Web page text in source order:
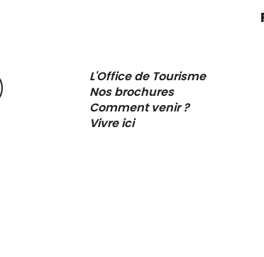
L'Office de Tourisme
Nos brochures
Comment venir ?
Vivre ici